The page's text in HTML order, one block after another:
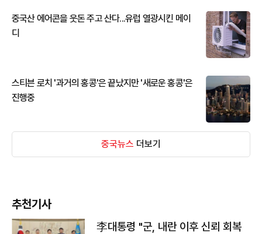
중국산 에어콘을 웃돈 주고 산다...유럽 열광시킨 메이
디
스티븐 로치 '과거의 홍콩'은 끝났지만 '새로운 홍콩'은
진행중
중국뉴스 더보기
추천기사
李대통령 "군, 내란 이후 신뢰 회복